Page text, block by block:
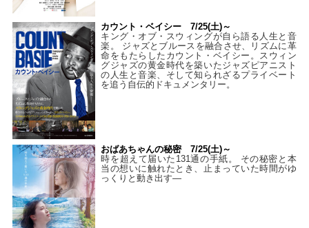
カウント・ベイシー 7/25(土)～
キング・オブ・スウィングが自ら語る人生と音
楽。 ジャズとブルースを融合させ、リズムに革
命をもたらしたカウント・ベイシー。スウィン
グジャズの黄金時代を築いたジャズピアニスト
の人生と音楽、そして知られざるプライベート
を追う自伝的ドキュメンタリー。
おばあちゃんの秘密 7/25(土)～
時を超えて届いた131通の手紙。 その秘密と本
当の想いに触れたとき、止まっていた時間がゆ
っくりと動き出す―